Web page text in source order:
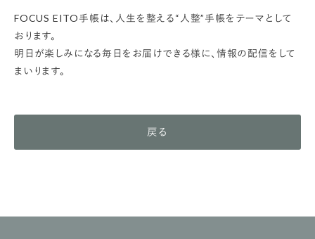
FOCUS EITO手帳は、人生を整える“人整”手帳をテーマとして
おります。
明日が楽しみになる毎日をお届けできる様に、情報の配信をして
まいります。
戻る